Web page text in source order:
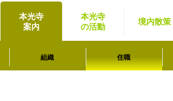
本光寺
案内
本光寺
の活動
境内散策
組織 住職